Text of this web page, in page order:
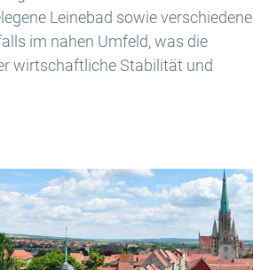
Leinebad sowie verschiedene
im nahen Umfeld, was die
wirtschaftliche Stabilität und